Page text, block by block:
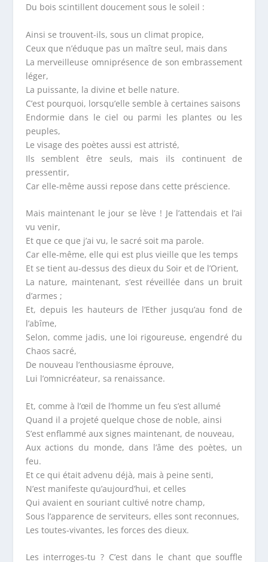
Du bois scintillent doucement sous le soleil :
Ainsi se trouvent-ils, sous un climat propice,
Ceux que n’éduque pas un maître seul, mais dans
La merveilleuse omniprésence de son embrassement
léger,
La puissante, la divine et belle nature.
C’est pourquoi, lorsqu’elle semble à certaines saisons
Endormie dans le ciel ou parmi les plantes ou les
peuples,
Le visage des poètes aussi est attristé,
Ils semblent être seuls, mais ils continuent de
pressentir,
Car elle-même aussi repose dans cette préscience.
Mais maintenant le jour se lève ! Je l’attendais et l’ai
vu venir,
Et que ce que j’ai vu, le sacré soit ma parole.
Car elle-même, elle qui est plus vieille que les temps
Et se tient au-dessus des dieux du Soir et de l’Orient,
La nature, maintenant, s’est réveillée dans un bruit
d’armes ;
Et, depuis les hauteurs de l’Ether jusqu’au fond de
l’abîme,
Selon, comme jadis, une loi rigoureuse, engendré du
Chaos sacré,
De nouveau l’enthousiasme éprouve,
Lui l’omnicréateur, sa renaissance.
Et, comme à l’œil de l’homme un feu s’est allumé
Quand il a projeté quelque chose de noble, ainsi
S’est enflammé aux signes maintenant, de nouveau,
Aux actions du monde, dans l’âme des poètes, un
feu.
Et ce qui était advenu déjà, mais à peine senti,
N’est manifeste qu’aujourd’hui, et celles
Qui avaient en souriant cultivé notre champ,
Sous l’apparence de serviteurs, elles sont reconnues,
Les toutes-vivantes, les forces des dieux.
Les interroges-tu ? C’est dans le chant que souffle